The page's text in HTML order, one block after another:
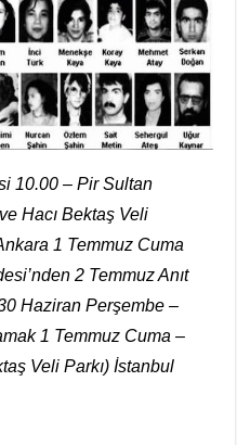
10.00 – Pir Sultan
Hacı Bektaş Veli
1 Temmuz Cuma
2 Temmuz Anıt
Haziran Perşembe –
1 Temmuz Cuma –
Veli Parkı) İstanbul